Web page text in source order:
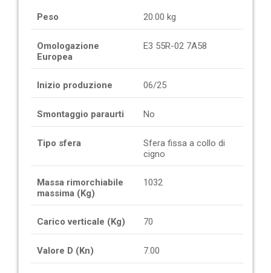
Peso 20.00 kg
Omologazione
Europea
E3 55R-02 7A58
Inizio produzione 06/25
Smontaggio paraurti No
Tipo sfera
Sfera fissa a collo di
cigno
Massa rimorchiabile
massima (Kg)
1032
Carico verticale (Kg) 70
Valore D (Kn) 7.00